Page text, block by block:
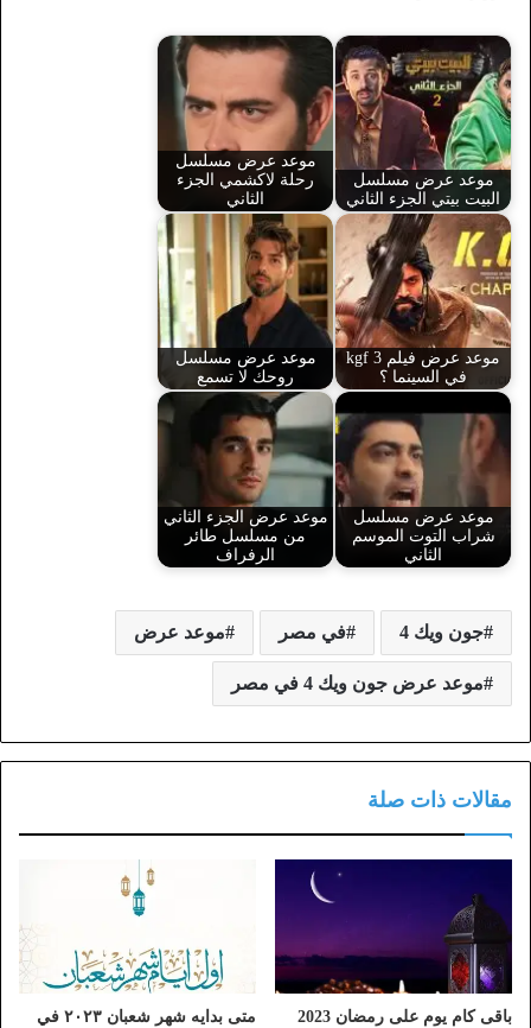
موعد عرض مسلسل
البيت بيتي الجزء الثاني
موعد عرض مسلسل
رحلة لاكشمي الجزء
الثاني
موعد عرض فيلم kgf 3
في السينما ؟
موعد عرض مسلسل
روحك لا تسمع
موعد عرض مسلسل
شراب التوت الموسم
الثاني
موعد عرض الجزء الثاني
من مسلسل طائر
الرفراف
جون ويك 4 في مصر موعد عرض
موعد عرض جون ويك 4 في مصر
مقالات ذات صلة
باقى كام يوم على رمضان 2023 متى بدايه شهر شعبان ٢٠٢٣ في